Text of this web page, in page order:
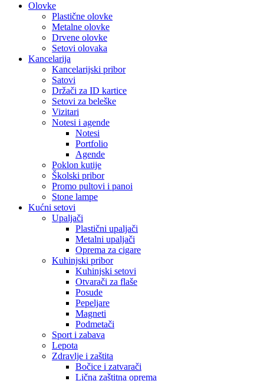
Olovke
Plastične olovke
Metalne olovke
Drvene olovke
Setovi olovaka
Kancelarija
Kancelarijski pribor
Satovi
Držači za ID kartice
Setovi za beleške
Vizitari
Notesi i agende
Notesi
Portfolio
Agende
Poklon kutije
Školski pribor
Promo pultovi i panoi
Stone lampe
Kućni setovi
Upaljači
Plastični upaljači
Metalni upaljači
Oprema za cigare
Kuhinjski pribor
Kuhinjski setovi
Otvarači za flaše
Posude
Pepeljare
Magneti
Podmetači
Sport i zabava
Lepota
Zdravlje i zaštita
Bočice i zatvarači
Lična zaštitna oprema